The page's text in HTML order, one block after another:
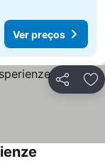
Ver preços
Partilhar